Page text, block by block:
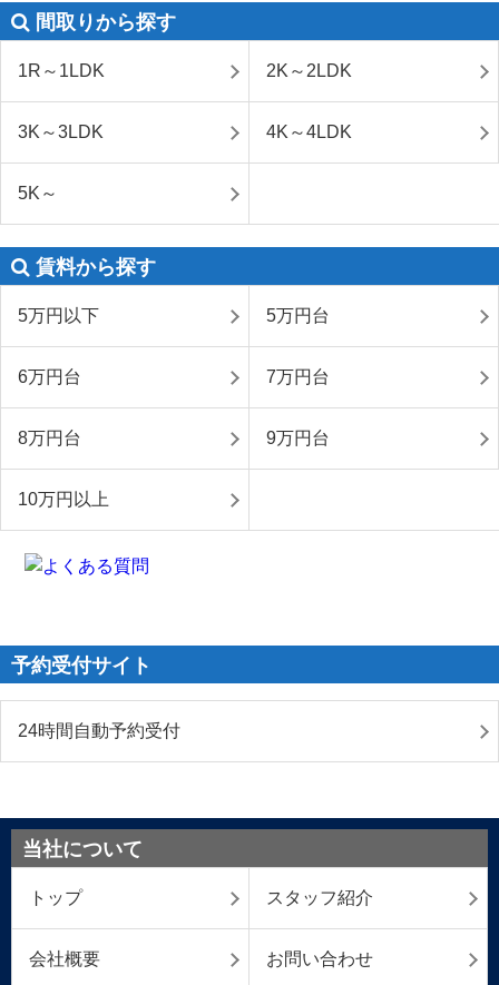
間取りから探す
1R～1LDK 2K～2LDK
3K～3LDK 4K～4LDK
5K～
賃料から探す
5万円以下 5万円台
6万円台 7万円台
8万円台 9万円台
10万円以上
予約受付サイト
24時間自動予約受付
当社について
トップ スタッフ紹介
会社概要 お問い合わせ